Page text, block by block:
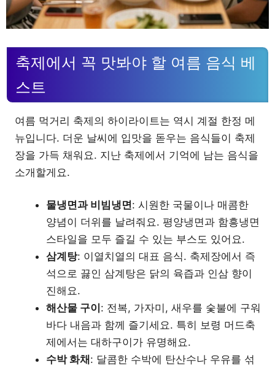
축제에서 꼭 맛봐야 할 여름 음식 베
스트
여름 먹거리 축제의 하이라이트는 역시 계절 한정 메
뉴입니다. 더운 날씨에 입맛을 돋우는 음식들이 축제
장을 가득 채워요. 지난 축제에서 기억에 남는 음식을
소개할게요.
물냉면과 비빔냉면: 시원한 국물이나 매콤한
양념이 더위를 날려줘요. 평양냉면과 함흥냉면
스타일을 모두 즐길 수 있는 부스도 있어요.
삼계탕: 이열치열의 대표 음식. 축제장에서 즉
석으로 끓인 삼계탕은 닭의 육즙과 인삼 향이
진해요.
해산물 구이 : 전복, 가자미, 새우를 숯불에 구워
바다 내음과 함께 즐기세요. 특히 보령 머드축
제에서는 대하구이가 유명해요.
수박 화채 : 달콤한 수박에 탄산수나 우유를 섞